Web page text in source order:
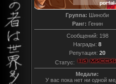
Группа: Шиноби
Ранг: Генин
Сообщений: 198
Награды: 8
Репутация: 20
Статус:
Медали:
У вас пока нет ни одной